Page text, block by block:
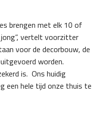
brengen met elk 10 of
vertelt voorzitter
voor de decorbouw, de
worden.
is. Ons huidig
een hele tijd onze thuis te